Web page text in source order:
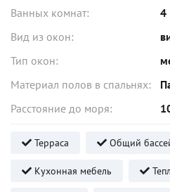
Ванных комнат:
4
Вид из окон:
Тип окон:
Материал полов в спальнях:
Расстояние до моря:
Терраса Общий
Кухонная мебель